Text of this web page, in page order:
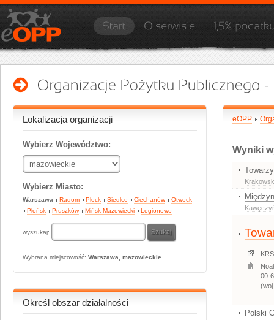
Lokalizacja organizacji
Wybierz Województwo:
Wybierz Miasto:
Warszawa Radom Płock Siedlce Ciechanów
Otwock
Płońsk
Pruszków Mińsk Mazowiecki Legionowo
wyszukaj:
Wybrana miejscowość: Warszawa, mazowieckie
Określ obszar działalności
eOPP
Wyniki
00-
Polski